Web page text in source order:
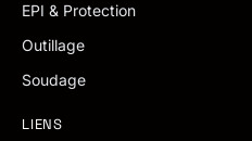
EPI & Protection
Outillage
Soudage
LIENS